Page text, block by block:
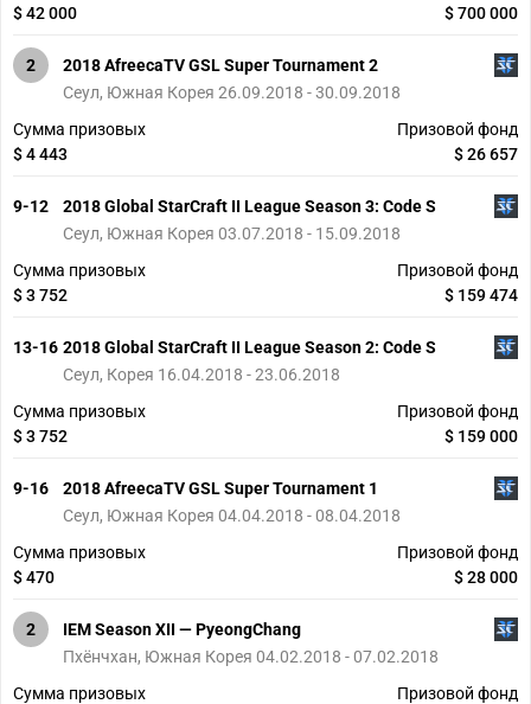
$ 42 000 $ 700 000
2
2018 AfreecaTV GSL Super Tournament 2
Сеул, Южная Корея 26.09.2018 - 30.09.2018
Сумма призовых
$ 4 443
Призовой фонд
$ 26 657
9-12
2018 Global StarCraft II League Season 3: Code S
Сеул, Южная Корея 03.07.2018 - 15.09.2018
Сумма призовых
$ 3 752
Призовой фонд
$ 159 474
13-16 2018 Global StarCraft II League Season 2: Code S
Сеул, Корея 16.04.2018 - 23.06.2018
Сумма призовых
$ 3 752
Призовой фонд
$ 159 000
9-16
2018 AfreecaTV GSL Super Tournament 1
Сеул, Южная Корея 04.04.2018 - 08.04.2018
Сумма призовых
$ 470
Призовой фонд
$ 28 000
2
IEM Season XII — PyeongChang
Пхёнчхан, Южная Корея 04.02.2018 - 07.02.2018
Сумма призовых
Призовой фонд